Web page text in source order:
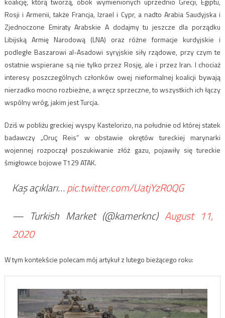
Rosji i Armenii, także Francja, Izrael i Cypr, a nadto Arabia Saudyjska i
Zjednoczone Emiraty Arabskie A dodajmy tu jeszcze dla porządku
Libijską Armię Narodową (LNA) oraz różne formacje kurdyjskie i
podległe Baszarowi al-Asadowi syryjskie siły rządowe, przy czym te
ostatnie wspierane są nie tylko przez Rosję, ale i przez Iran. I chociaż
interesy poszczególnych członków owej nieformalnej koalicji bywają
nierzadko mocno rozbieżne, a wręcz sprzeczne, to wszystkich ich łączy
wspólny wróg, jakim jest Turcja.
Dziś w pobliżu greckiej wyspy Kastelorizo, na południe od której statek
badawczy „Oruç Reis” w obstawie okrętów tureckiej marynarki
wojennej rozpoczął poszukiwanie złóż gazu, pojawiły się tureckie
śmigłowce bojowe T129 ATAK.
Kaş açıkları…pic.twitter.com/UatjYzR0QG
— Turkish Market (@kamerknc) August 11,
2020
W tym kontekście polecam mój artykuł z lutego bieżącego roku: